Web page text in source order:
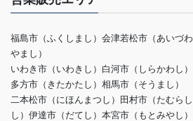
福島市（ふくしまし）会津若松市（あいづ
やまし）
いわき市（いわきし）白河市（しらかわし
多方市（きたかたし）相馬市（そうまし）
二本松市（にほんまつし）田村市（たむら
し）伊達市（だてし）本宮市（もとみやし）